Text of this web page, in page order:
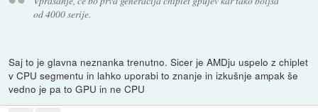
od 4000 serije.
Saj to je glavna neznanka trenutno. Sicer je AMDju uspelo z chiplet
v CPU segmentu in lahko uporabi to znanje in izkušnje ampak še
vedno je pa to GPU in ne CPU